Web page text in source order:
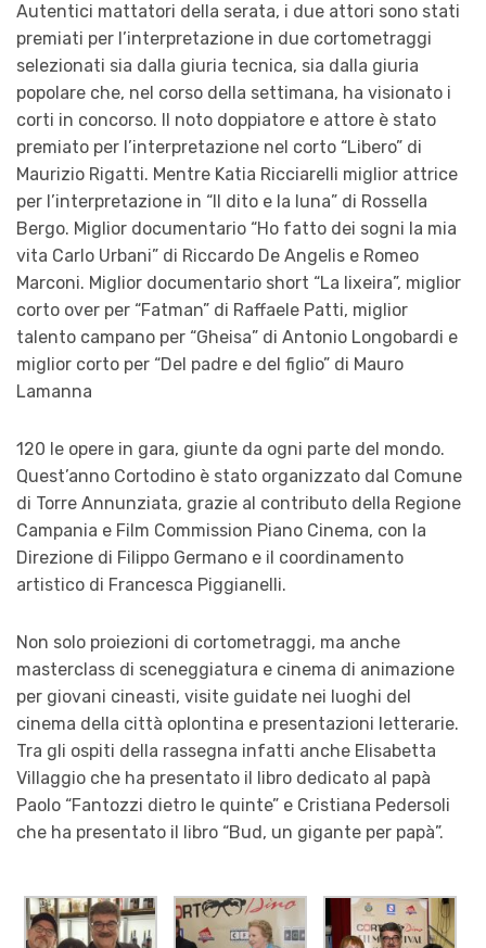
Autentici mattatori della serata, i due attori sono stati
premiati per l’interpretazione in due cortometraggi
selezionati sia dalla giuria tecnica, sia dalla giuria
popolare che, nel corso della settimana, ha visionato i
corti in concorso. Il noto doppiatore e attore è stato
premiato per l’interpretazione nel corto “Libero” di
Maurizio Rigatti. Mentre Katia Ricciarelli miglior attrice
per l’interpretazione in “Il dito e la luna” di Rossella
Bergo. Miglior documentario “Ho fatto dei sogni la mia
vita Carlo Urbani” di Riccardo De Angelis e Romeo
Marconi. Miglior documentario short “La lixeira”, miglior
corto over per “Fatman” di Raffaele Patti, miglior
talento campano per “Gheisa” di Antonio Longobardi e
miglior corto per “Del padre e del figlio” di Mauro
Lamanna
120 le opere in gara, giunte da ogni parte del mondo.
Quest’anno Cortodino è stato organizzato dal Comune
di Torre Annunziata, grazie al contributo della Regione
Campania e Film Commission Piano Cinema, con la
Direzione di Filippo Germano e il coordinamento
artistico di Francesca Piggianelli.
Non solo proiezioni di cortometraggi, ma anche
masterclass di sceneggiatura e cinema di animazione
per giovani cineasti, visite guidate nei luoghi del
cinema della città oplontina e presentazioni letterarie.
Tra gli ospiti della rassegna infatti anche Elisabetta
Villaggio che ha presentato il libro dedicato al papà
Paolo “Fantozzi dietro le quinte” e Cristiana Pedersoli
che ha presentato il libro “Bud, un gigante per papà”.